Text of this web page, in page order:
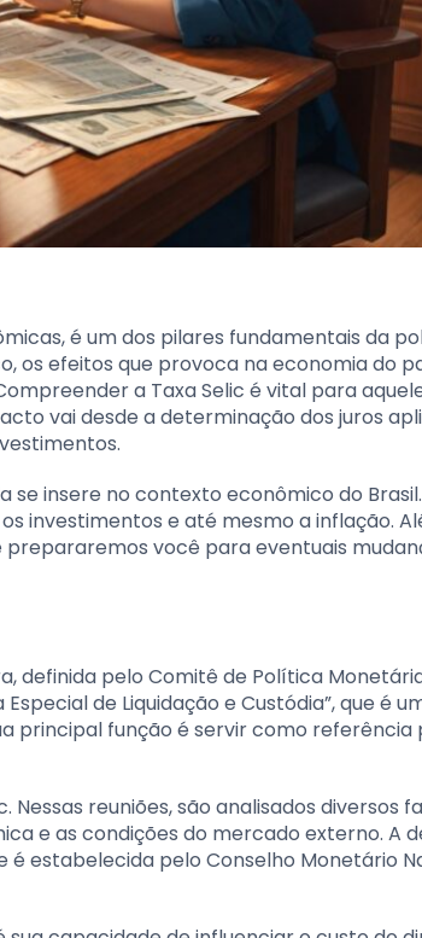
é um dos pilares fundamentais da
os efeitos que provoca na economia do
a Taxa Selic é vital para
vai desde a determinação dos juros
se insere no contexto econômico do
investimentos e até mesmo a inflação.
você para eventuais
definida pelo Comitê de Política
de Liquidação e Custódia”, que é
principal função é servir como referência
reuniões, são analisados diversos
e as condições do mercado externo. A
estabelecida pelo Conselho Monetário